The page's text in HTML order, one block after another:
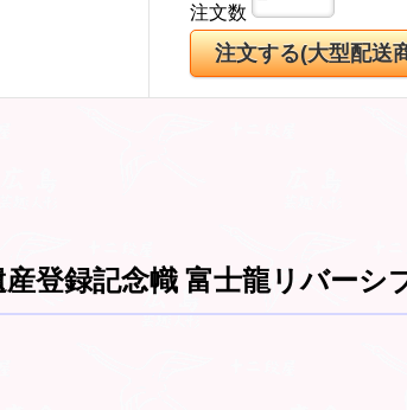
注文数
登録記念幟 富士龍リバーシ